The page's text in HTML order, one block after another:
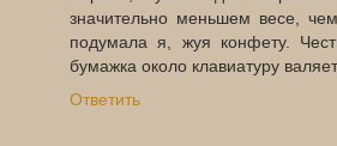
значительно меньшем весе,
подумала я, жуя конфету.
бумажка около клавиатуру
Ответить